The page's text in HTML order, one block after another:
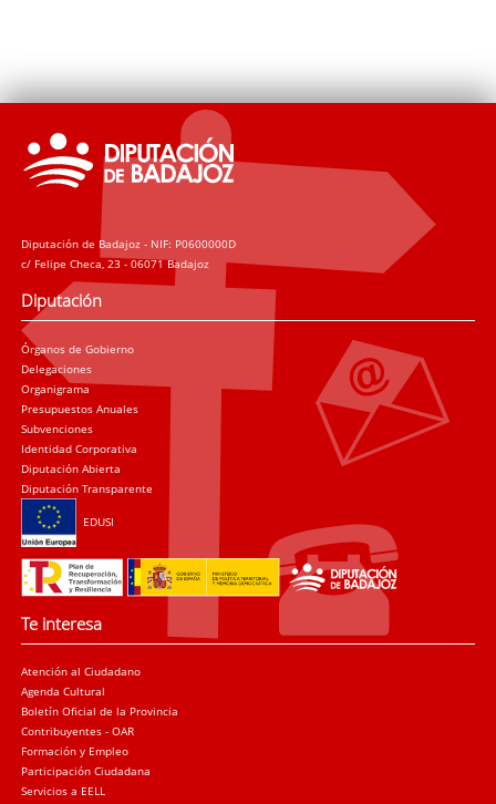
Diputación de Badajoz - NIF: P0600000D
c/ Felipe Checa, 23 - 06071 Badajoz
Diputación
Órganos de Gobierno
Delegaciones
Organigrama
Presupuestos Anuales
Subvenciones
Identidad Corporativa
Diputación Abierta
Diputación Transparente
EDUSI
Te interesa
Atención al Ciudadano
Agenda Cultural
Boletín Oficial de la Provincia
Contribuyentes - OAR
Formación y Empleo
Participación Ciudadana
Servicios a EELL